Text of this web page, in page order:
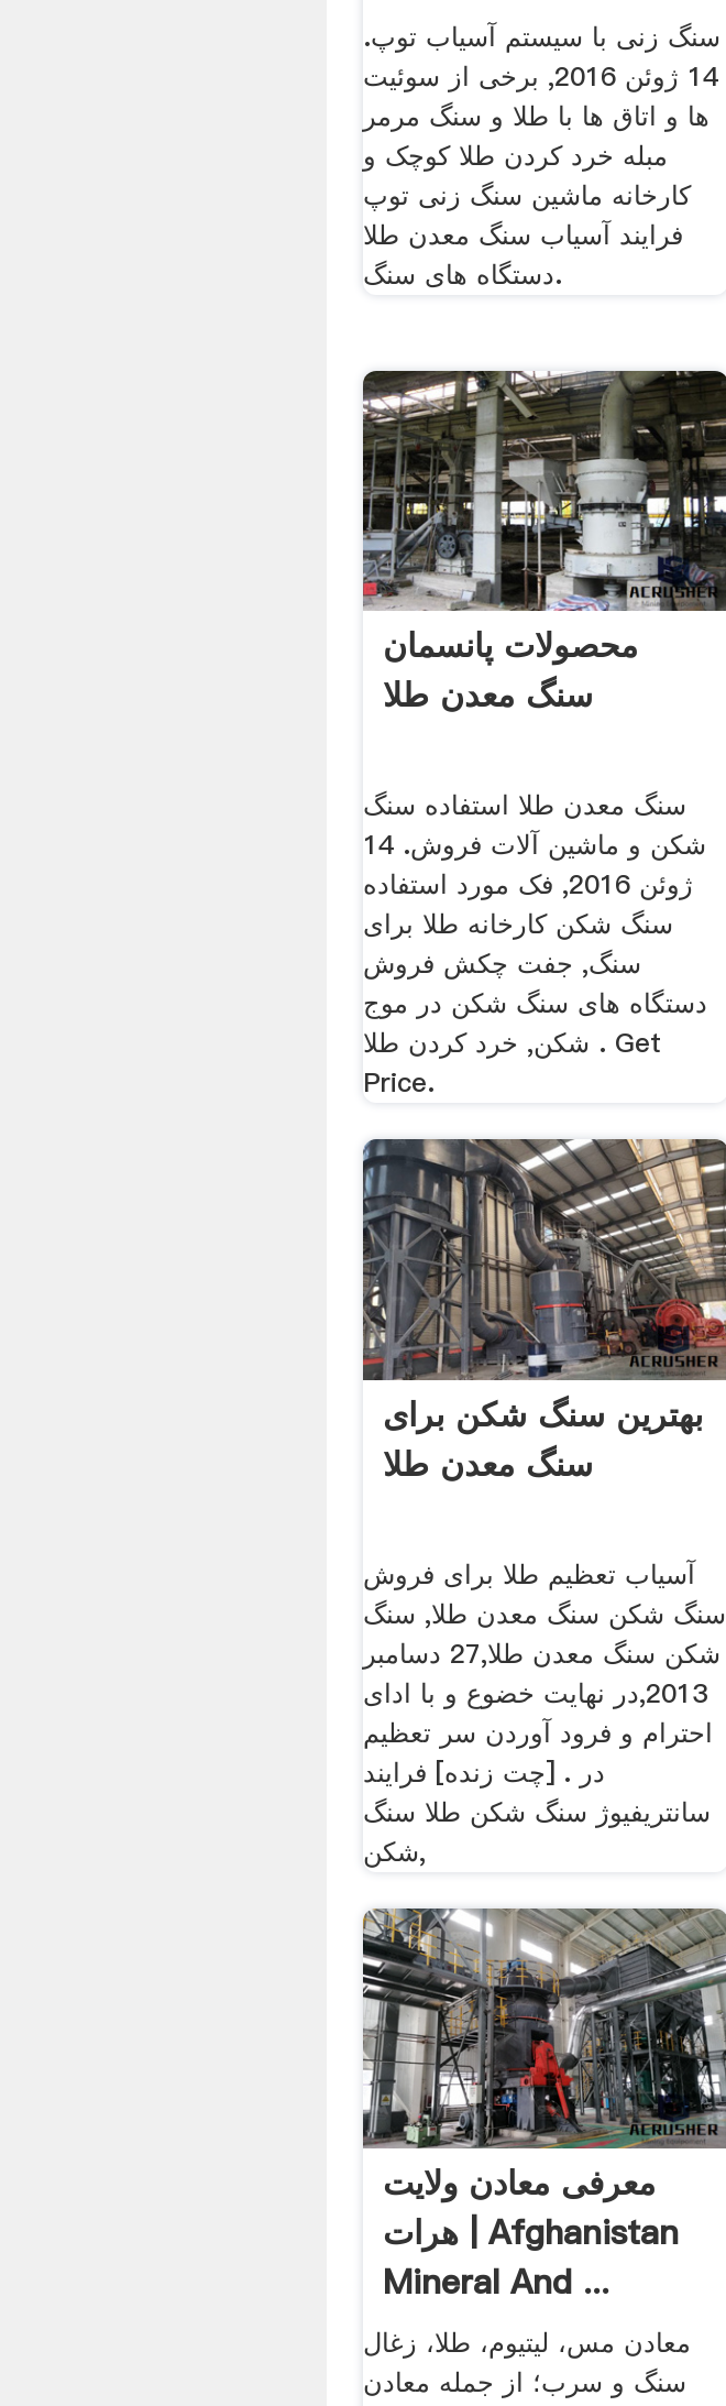
سنگ زنی با سیستم آسیاب توپ.
14 ژوئن 2016, برخی از سوئیت
ها و اتاق ها با طلا و سنگ مرمر
مبله خرد کردن طلا کوچک و
کارخانه ماشین سنگ زنی توپ
فرایند آسیاب سنگ معدن طلا
دستگاه های سنگ.
محصولات پانسمان
سنگ معدن طلا
سنگ معدن طلا استفاده سنگ
شکن و ماشین آلات فروش. 14
ژوئن 2016, فک مورد استفاده
سنگ شکن کارخانه طلا برای
سنگ, جفت چکش فروش
دستگاه های سنگ شکن در موج
شکن, خرد کردن طلا . Get
Price.
بهترین سنگ شکن برای
سنگ معدن طلا
آسیاب تعظیم طلا برای فروش
سنگ شکن سنگ معدن طلا, سنگ
شکن سنگ معدن طلا,27 دسامبر
2013,در نهایت خضوع و با ادای
احترام و فرود آوردن سر تعظیم
در . [چت زنده] فرایند
سانتریفیوژ سنگ شکن طلا سنگ
شکن,
معرفی معادن ولایت
هرات | Afghanistan
Mineral And ...
معادن مس، لیتیوم، طلا، زغال
سنگ و سرب؛ از جمله معادن